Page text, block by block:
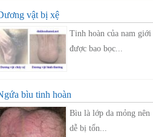
vật bị xệ
Tinh hoàn của nam giới
được bao bọc...
bìu tinh hoàn
Bìu là lớp da mỏng nên
dễ bị tổn...